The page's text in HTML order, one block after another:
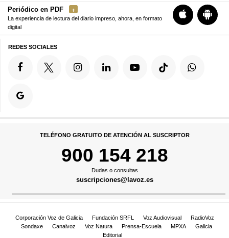
Periódico en PDF
La experiencia de lectura del diario impreso, ahora, en formato
digital
REDES SOCIALES
TELÉFONO GRATUITO DE ATENCIÓN AL SUSCRIPTOR
900 154 218
Dudas o consultas
suscripciones@lavoz.es
Corporación Voz de Galicia Fundación SRFL Voz Audiovisual
RadioVoz
Sondaxe
Canalvoz Voz Natura Prensa-Escuela MPXA
Galicia
Editorial